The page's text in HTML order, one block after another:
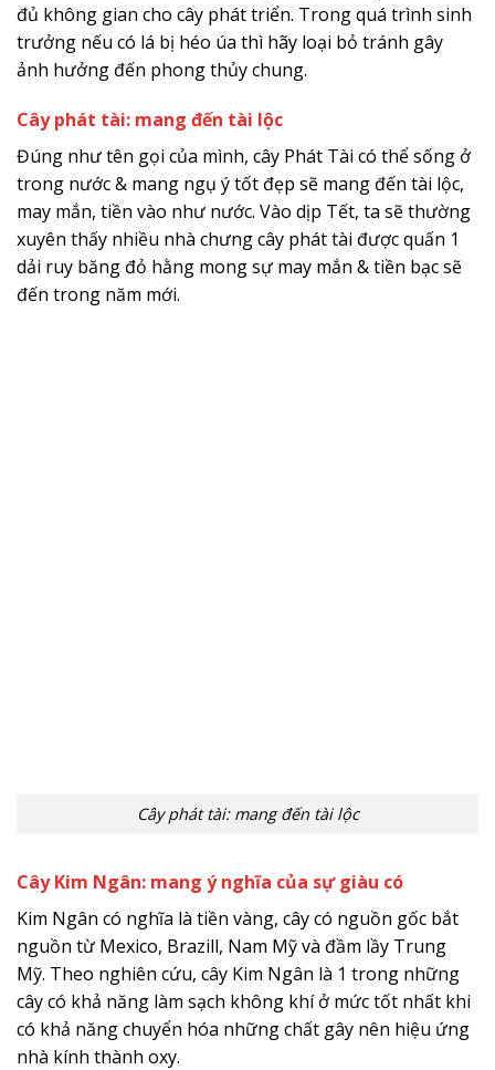
đủ không gian cho cây phát triển. Trong quá trình sinh
trưởng nếu có lá bị héo úa thì hãy loại bỏ tránh gây
ảnh hưởng đến phong thủy chung.
Cây phát tài: mang đến tài lộc
Đúng như tên gọi của mình, cây Phát Tài có thể sống ở
trong nước & mang ngụ ý tốt đẹp sẽ mang đến tài lộc,
may mắn, tiền vào như nước. Vào dịp Tết, ta sẽ thường
xuyên thấy nhiều nhà chưng cây phát tài được quấn 1
dải ruy băng đỏ hằng mong sự may mắn & tiền bạc sẽ
đến trong năm mới.
Cây phát tài: mang đến tài lộc
Cây Kim Ngân: mang ý nghĩa của sự giàu có
Kim Ngân có nghĩa là tiền vàng, cây có nguồn gốc bắt
nguồn từ Mexico, Brazill, Nam Mỹ và đầm lầy Trung
Mỹ. Theo nghiên cứu, cây Kim Ngân là 1 trong những
cây có khả năng làm sạch không khí ở mức tốt nhất khi
có khả năng chuyển hóa những chất gây nên hiệu ứng
nhà kính thành oxy.